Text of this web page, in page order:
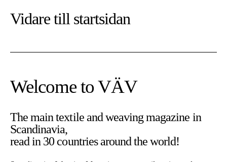
Vidare till startsidan
Welcome to VÄV
The main textile and weaving magazine in
Scandinavia,
read in 30 countries around the world!
At this website we use cookies. Cookies are needed for the site
to work as expected.